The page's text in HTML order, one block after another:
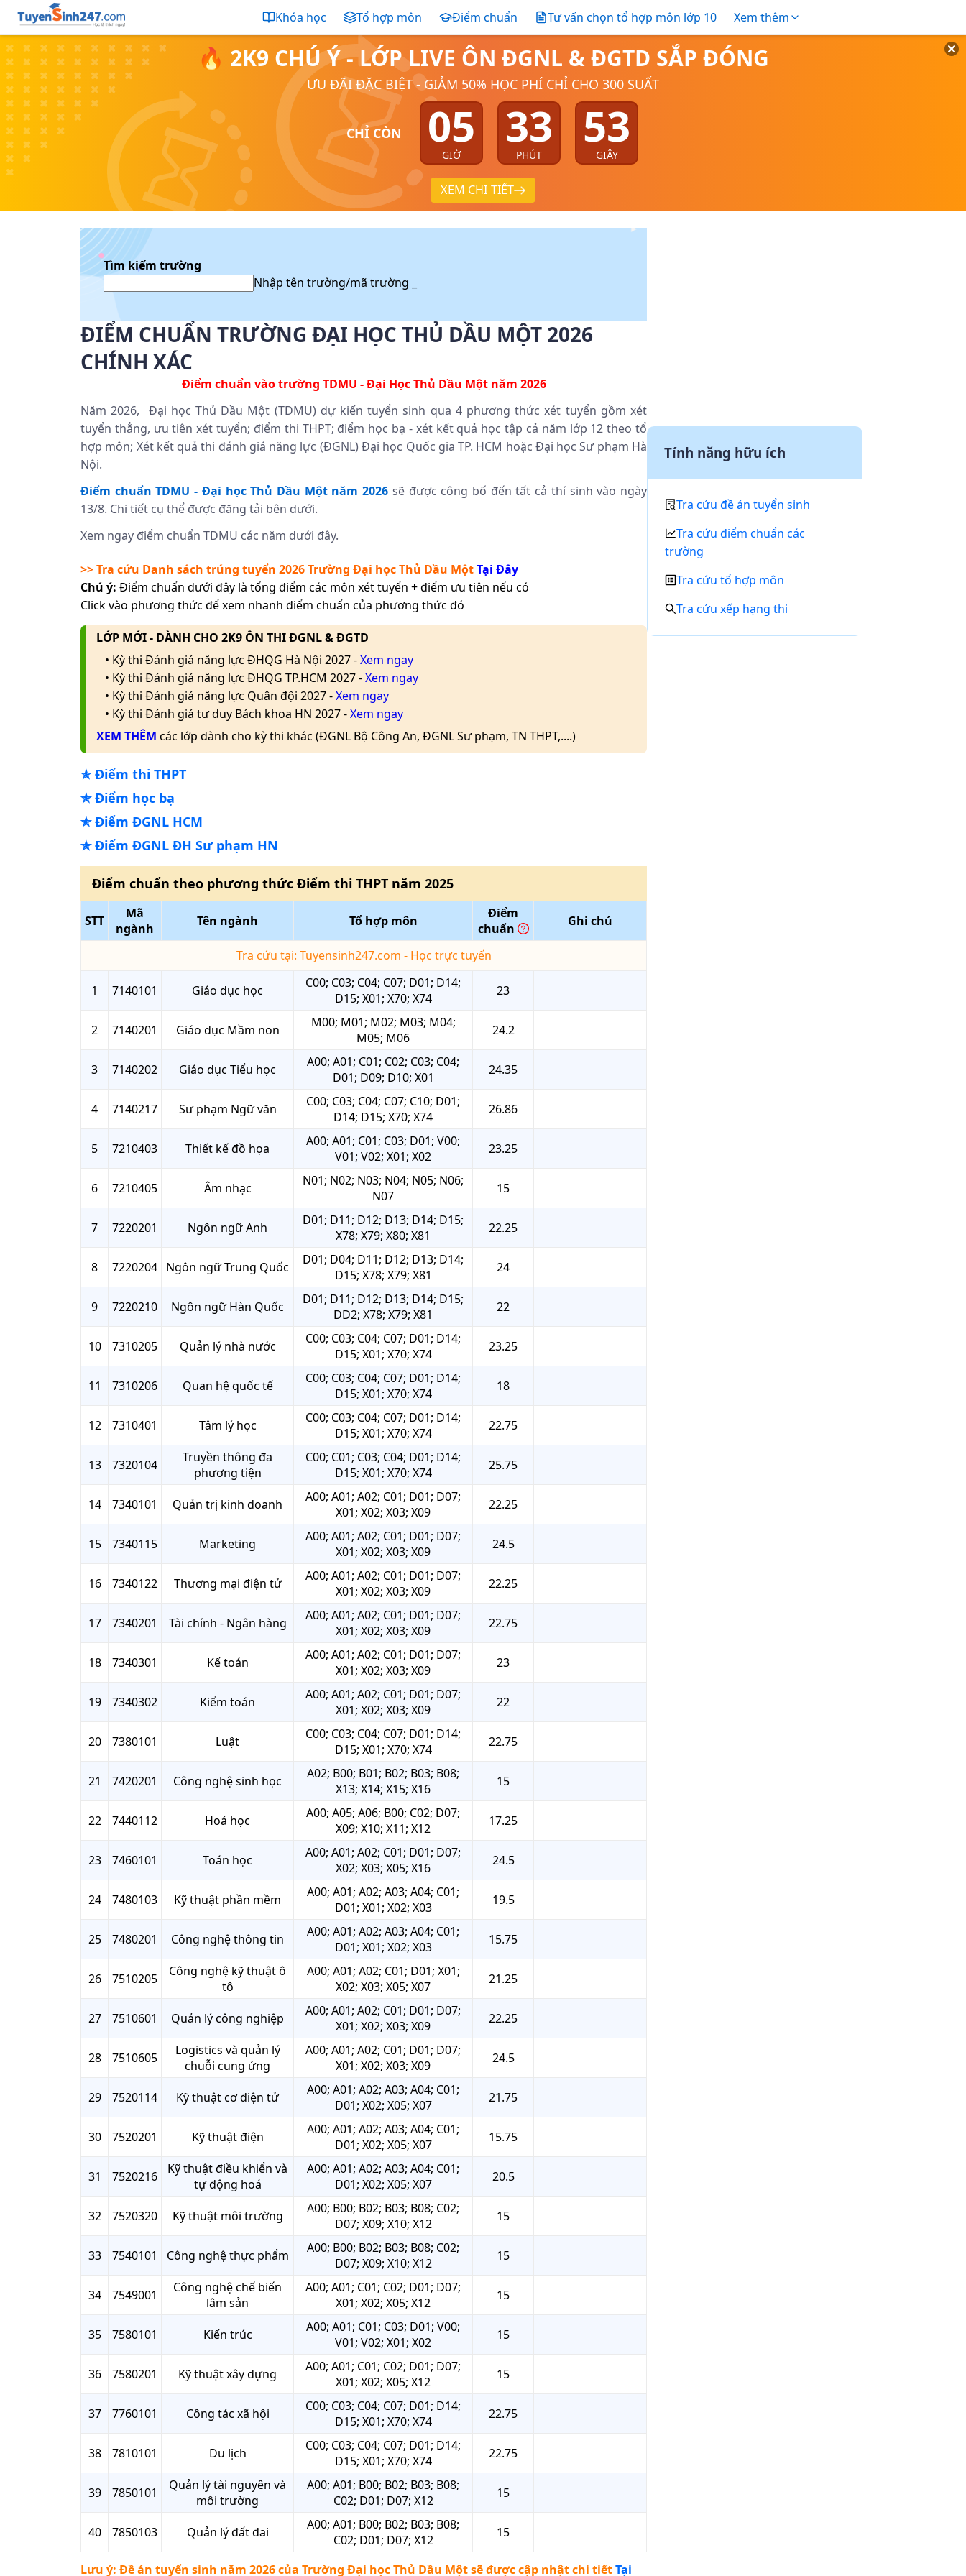
Khóa học Tổ hợp môn Điểm chuẩn Tư vấn chọn tổ hợp môn lớp 10 Xem thêm
🔥 2K9 CHÚ Ý - LỚP LIVE ÔN ĐGNL & ĐGTD SẮP ĐÓNG
ƯU ĐÃI ĐẶC BIỆT - GIẢM 50% HỌC PHÍ CHỈ CHO 300 SUẤT
CHỈ CÒN 05
GIỜ
33
PHÚT
52
GIÂY
XEM CHI TIẾT
Tìm kiếm trường
Nhập tên trường/mã trường _
ĐIỂM CHUẨN TRƯỜNG ĐẠI HỌC THỦ DẦU MỘT 2026
CHÍNH XÁC
Điểm chuẩn vào trường TDMU -Đại Học Thủ Dầu Một năm 2026
Năm 2026, Đại học Thủ Dầu Một (TDMU) dự kiến tuyển sinh qua 4 phương thức xét tuyển gồm xét
tuyển thẳng, ưu tiên xét tuyển; điểm thi THPT; điểm học bạ - xét kết quả học tập cả năm lớp 12 theo tổ
hợp môn; Xét kết quả thi đánh giá năng lực (ĐGNL) Đại học Quốc gia TP. HCM hoặc Đại học Sư phạm Hà
Nội.
Điểm chuẩn TDMU - Đại học Thủ Dầu Một năm 2026 sẽ được công bố đến tất cả thí sinh vào ngày
13/8. Chi tiết cụ thể được đăng tải bên dưới.
Xem ngay điểm chuẩn TDMU các năm dưới đây.
>> Tra cứu Danh sách trúng tuyển 2026Trường Đại học Thủ Dầu MộtTại Đây
Chú ý: Điểm chuẩn dưới đây là tổng điểm các môn xét tuyển + điểm ưu tiên nếu có
Click vào phương thức để xem nhanh điểm chuẩn của phương thức đó
LỚP MỚI - DÀNH CHO 2K9 ÔN THI ĐGNL & ĐGTD
• Kỳ thi Đánh giá năng lực ĐHQG Hà Nội 2027 -Xem ngay
• Kỳ thi Đánh giá năng lực ĐHQG TP.HCM 2027 -Xem ngay
• Kỳ thi Đánh giá năng lực Quân đội 2027 -Xem ngay
• Kỳ thi Đánh giá tư duy Bách khoa HN 2027 -Xem ngay
XEM THÊM các lớp dành cho kỳ thi khác (ĐGNL Bộ Công An, ĐGNL Sư phạm, TN THPT,....)
✯Điểm thi THPT
✯Điểm học bạ
✯Điểm ĐGNL HCM
✯Điểm ĐGNL ĐH Sư phạm HN
Điểm chuẩn theo phương thức Điểm thi THPT năm 2025
STT
Mã
ngành
Tên ngành Tổ hợp môn
Điểm
chuẩn
Ghi chú
Tra cứu tại: Tuyensinh247.com - Học trực tuyến
1 7140101 Giáo dục học
C00; C03; C04; C07; D01; D14;
D15; X01; X70; X74
23
2 7140201 Giáo dục Mầm non
M00; M01; M02; M03; M04;
M05; M06
24.2
3 7140202 Giáo dục Tiểu học
A00; A01; C01; C02; C03; C04;
D01; D09; D10; X01
24.35
4 7140217 Sư phạm Ngữ văn
C00; C03; C04; C07; C10; D01;
D14; D15; X70; X74
26.86
5 7210403 Thiết kế đồ họa
A00; A01; C01; C03; D01; V00;
V01; V02; X01; X02
23.25
6 7210405 Âm nhạc
N01; N02; N03; N04; N05; N06;
N07
15
7 7220201 Ngôn ngữ Anh
D01; D11; D12; D13; D14; D15;
X78; X79; X80; X81
22.25
8 7220204 Ngôn ngữ Trung Quốc
D01; D04; D11; D12; D13; D14;
D15; X78; X79; X81
24
9 7220210 Ngôn ngữ Hàn Quốc
D01; D11; D12; D13; D14; D15;
DD2; X78; X79; X81
22
10 7310205 Quản lý nhà nước
C00; C03; C04; C07; D01; D14;
D15; X01; X70; X74
23.25
11 7310206 Quan hệ quốc tế
C00; C03; C04; C07; D01; D14;
D15; X01; X70; X74
18
12 7310401 Tâm lý học
C00; C03; C04; C07; D01; D14;
D15; X01; X70; X74
22.75
13 7320104
Truyền thông đa
phương tiện
C00; C01; C03; C04; D01; D14;
D15; X01; X70; X74
25.75
14 7340101 Quản trị kinh doanh
A00; A01; A02; C01; D01; D07;
X01; X02; X03; X09
22.25
15 7340115 Marketing
A00; A01; A02; C01; D01; D07;
X01; X02; X03; X09
24.5
16 7340122 Thương mại điện tử
A00; A01; A02; C01; D01; D07;
X01; X02; X03; X09
22.25
17 7340201 Tài chính - Ngân hàng
A00; A01; A02; C01; D01; D07;
X01; X02; X03; X09
22.75
18 7340301 Kế toán
A00; A01; A02; C01; D01; D07;
X01; X02; X03; X09
23
19 7340302 Kiểm toán
A00; A01; A02; C01; D01; D07;
X01; X02; X03; X09
22
20 7380101 Luật
C00; C03; C04; C07; D01; D14;
D15; X01; X70; X74
22.75
21 7420201 Công nghệ sinh học
A02; B00; B01; B02; B03; B08;
X13; X14; X15; X16
15
22 7440112 Hoá học
A00; A05; A06; B00; C02; D07;
X09; X10; X11; X12
17.25
23 7460101 Toán học
A00; A01; A02; C01; D01; D07;
X02; X03; X05; X16
24.5
24 7480103 Kỹ thuật phần mềm
A00; A01; A02; A03; A04; C01;
D01; X01; X02; X03
19.5
25 7480201 Công nghệ thông tin
A00; A01; A02; A03; A04; C01;
D01; X01; X02; X03
15.75
26 7510205
Công nghệ kỹ thuật ô
tô
A00; A01; A02; C01; D01; X01;
X02; X03; X05; X07
21.25
27 7510601 Quản lý công nghiệp
A00; A01; A02; C01; D01; D07;
X01; X02; X03; X09
22.25
28 7510605
Logistics và quản lý
chuỗi cung ứng
A00; A01; A02; C01; D01; D07;
X01; X02; X03; X09
24.5
29 7520114 Kỹ thuật cơ điện tử
A00; A01; A02; A03; A04; C01;
D01; X02; X05; X07
21.75
30 7520201 Kỹ thuật điện
A00; A01; A02; A03; A04; C01;
D01; X02; X05; X07
15.75
31 7520216
Kỹ thuật điều khiển và
tự động hoá
A00; A01; A02; A03; A04; C01;
D01; X02; X05; X07
20.5
32 7520320 Kỹ thuật môi trường
A00; B00; B02; B03; B08; C02;
D07; X09; X10; X12
15
33 7540101 Công nghệ thực phẩm
A00; B00; B02; B03; B08; C02;
D07; X09; X10; X12
15
34 7549001
Công nghệ chế biến
lâm sản
A00; A01; C01; C02; D01; D07;
X01; X02; X05; X12
15
35 7580101 Kiến trúc
A00; A01; C01; C03; D01; V00;
V01; V02; X01; X02
15
36 7580201 Kỹ thuật xây dựng
A00; A01; C01; C02; D01; D07;
X01; X02; X05; X12
15
37 7760101 Công tác xã hội
C00; C03; C04; C07; D01; D14;
D15; X01; X70; X74
22.75
38 7810101 Du lịch
C00; C03; C04; C07; D01; D14;
D15; X01; X70; X74
22.75
39 7850101
Quản lý tài nguyên và
môi trường
A00; A01; B00; B02; B03; B08;
C02; D01; D07; X12
15
40 7850103 Quản lý đất đai
A00; A01; B00; B02; B03; B08;
C02; D01; D07; X12
15
Lưu ý: Đề án tuyển sinh năm 2026 của Trường Đại học Thủ Dầu Mộtsẽ được cập nhật chi tiếtTại
Tính năng hữu ích
Tra cứu đề án tuyển sinh
Tra cứu điểm chuẩn các
trường
Tra cứu tổ hợp môn
Tra cứu xếp hạng thi